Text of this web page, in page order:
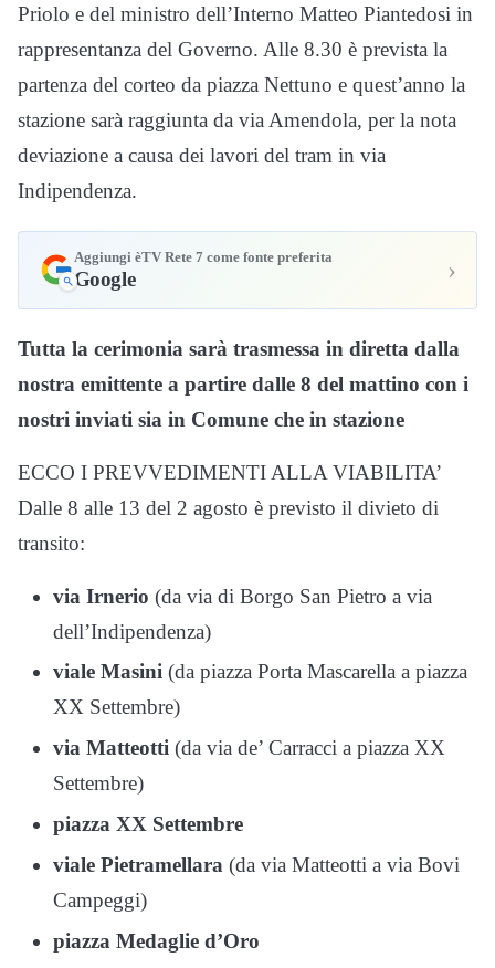
Priolo e del ministro dell’Interno Matteo Piantedosi in
rappresentanza del Governo. Alle 8.30 è prevista la
partenza del corteo da piazza Nettuno e quest’anno la
stazione sarà raggiunta da via Amendola, per la nota
deviazione a causa dei lavori del tram in via
Indipendenza.
Aggiungi èTV Rete 7 come fonte preferita
Google ›
Tutta la cerimonia sarà trasmessa in diretta dalla
nostra emittente a partire dalle 8 del mattino con i
nostri inviati sia in Comune che in stazione
ECCO I PREVVEDIMENTI ALLA VIABILITA’
Dalle 8 alle 13 del 2 agosto è previsto il divieto di
transito:
via Irnerio (da via di Borgo San Pietro a via
dell’Indipendenza)
viale Masini (da piazza Porta Mascarella a piazza
XX Settembre)
via Matteotti (da via de’ Carracci a piazza XX
Settembre)
piazza XX Settembre
viale Pietramellara (da via Matteotti a via Bovi
Campeggi)
piazza Medaglie d’Oro